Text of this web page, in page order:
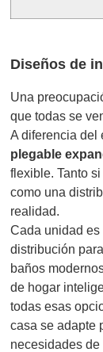
Diseños de
Una
que todas se
A diferencia del
plegable
flexible. Tanto
como una
realidad.
Cada unidad
distribución
baños
de hogar
todas esas
casa se adapte
necesidades de